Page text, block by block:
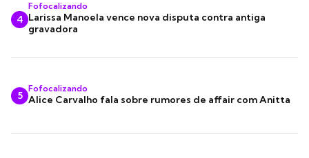
4
Fofocalizando
Larissa Manoela vence nova disputa contra antiga
gravadora
5
Fofocalizando
Alice Carvalho fala sobre rumores de affair com Anitta